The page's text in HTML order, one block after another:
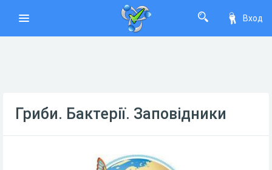
Вход
Гриби. Бактерії. Заповідники